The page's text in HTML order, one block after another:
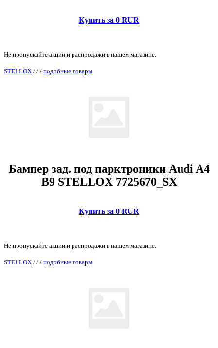
Купить за 0 RUR
Не пропускайте акции и распродажи в нашем магазине.
STELLOX / / / подобные товары
Бампер зад. под парктроники Audi A4
B9 STELLOX 7725670_SX
Купить за 0 RUR
Не пропускайте акции и распродажи в нашем магазине.
STELLOX / / / подобные товары